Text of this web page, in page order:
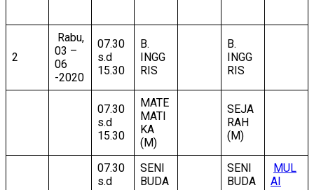
2
Rabu,
03 –
06
-2020
07.30
s.d
15.30
B.
INGG
RIS
B.
INGG
RIS
07.30
s.d
15.30
MATE
MATI
KA
(M)
SEJA
RAH
(M)
07.30
s.d
SENI
BUDA
SENI
BUDA
MUL
AI